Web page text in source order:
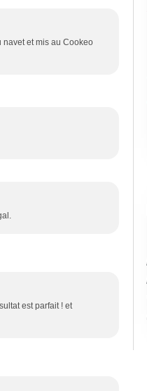
navet et mis au Cookeo
est parfait ! et